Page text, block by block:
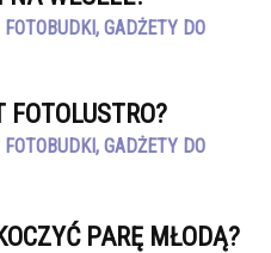
GADŻETY DO
FOTOLUSTRO?
GADŻETY DO
PARĘ MŁODĄ?